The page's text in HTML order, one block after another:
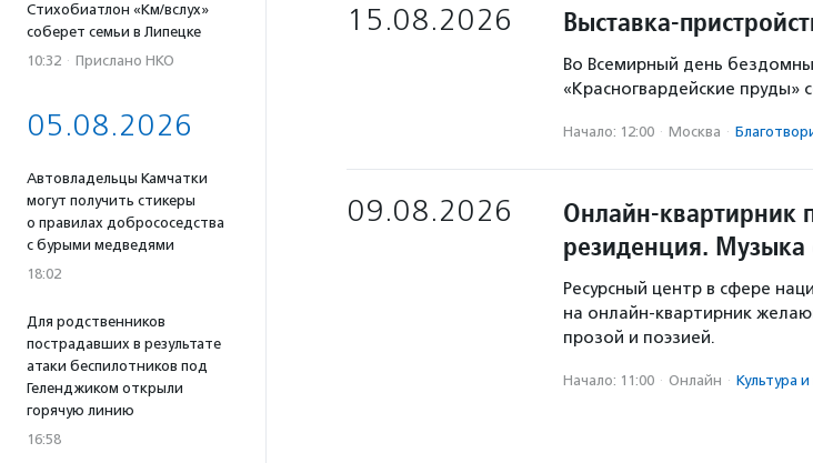
Стихобиатлон «Км/вслух»
соберет семьи в Липецке
10:32 · Прислано НКО
05.08.2026
Автовладельцы Камчатки
могут получить стикеры
о правилах добрососедства
с бурыми медведями
18:02
Для родственников
пострадавших в результате
атаки беспилотников под
Геленджиком открыли
горячую линию
16:58
15.08.2026 Выставка-
Во Всемирный день
«Красногвардейские пруды»
Начало: 12:00 · Москва ·
09.08.2026
Онлайн-квартирник
резиденция. Музыка
Ресурсный центр в сфере
на онлайн-квартирник
прозой и поэзией.
Начало: 11:00 · Онлайн · Культура